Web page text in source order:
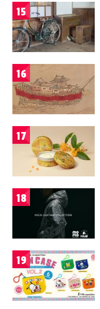
15
16
17
18
19